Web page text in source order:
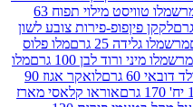
מלו מרשמלו טוויסט מילוי תפוח 63
פירות צובע לשון
גרם
מלו פלוס
100 גרם
מלו
לואקר אגוז 90
אוראו קלאסי מארז